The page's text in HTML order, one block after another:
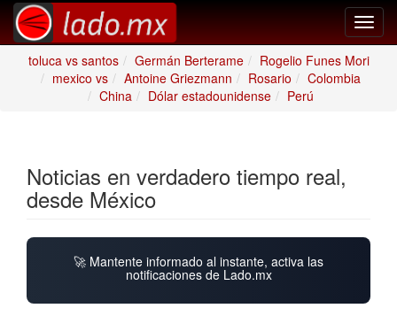
toluca vs santos
Germán Berterame
Rogelio Funes Mori
mexico vs
Antoine Griezmann Rosario
Colombia
China
Dólar estadounidense Perú
Noticias en verdadero tiempo real,
desde México
🚀 Mantente informado al instante, activa las
notificaciones de Lado.mx